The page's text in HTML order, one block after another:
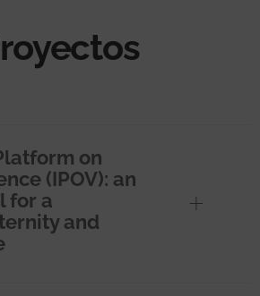
on
(IPOV): an
for a
and